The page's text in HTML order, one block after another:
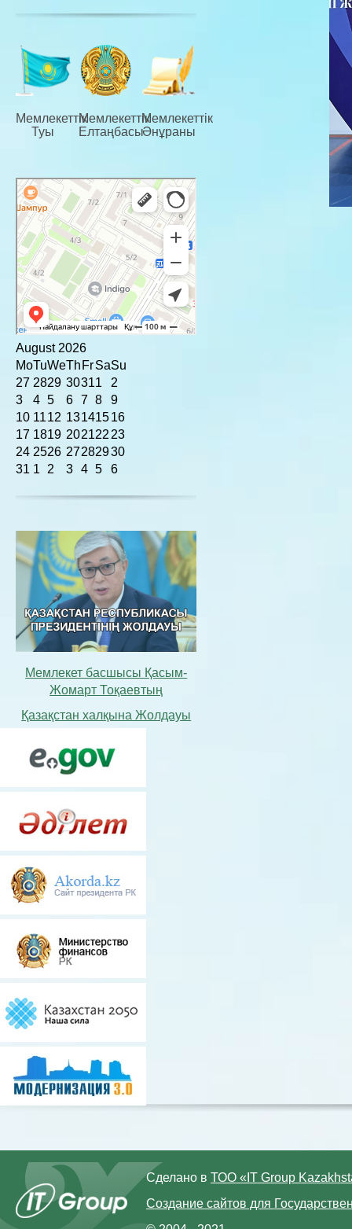
Мемлекеттiк
Туы
Мемлекеттiк
Елтаңбасы
Мемлекеттiк
Әнұраны
August 2026
MoTuWeTh FrSaSu
27 2829 30311
2
3
4 5 6 7 8
9
10 1112 13141516
17 1819 202122 23
24 2526 27282930
31 1 2 3 4 5 6
Мемлекет басшысы Қасым-
Жомарт Тоқаевтың
Қазақстан халқына Жолдауы
Сделано в ТОО «IT Group
Создание сайтов для